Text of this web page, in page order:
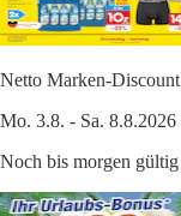
Netto Marken-Discount
Mo. 3.8. - Sa. 8.8.2026
Noch bis morgen gültig